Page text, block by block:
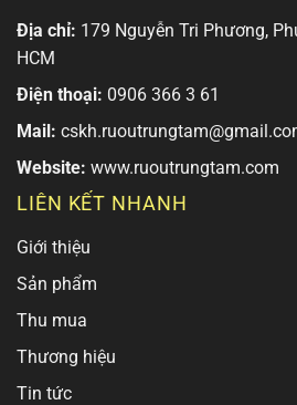
Địa chỉ: 179 Nguyễn Tri Phương,
HCM
Điện thoại: 0906 366 3 61
Mail:
Website: www.ruoutrungtam.com
LIÊN KẾT NHANH
Giới thiệu
Sản phẩm
Thu mua
Thương hiệu
Tin tức